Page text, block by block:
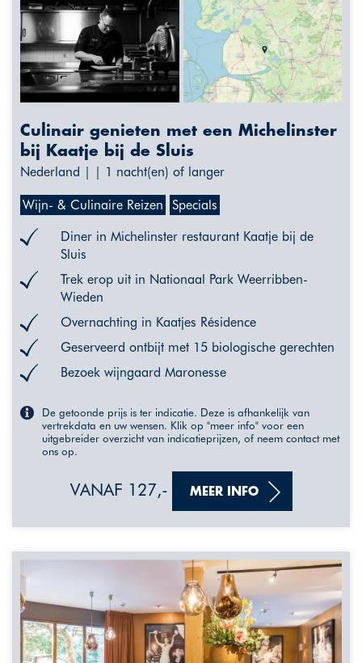
Culinair genieten met een Michelinster
bij Kaatje bij de Sluis
Nederland | | 1 nacht(en) of langer
Wijn- & Culinaire Reizen Specials
Diner in Michelinster restaurant Kaatje bij de
Sluis
Trek erop uit in Nationaal Park Weerribben-
Wieden
Overnachting in Kaatjes Résidence
Geserveerd ontbijt met 15 biologische gerechten
Bezoek wijngaard Maronesse
De getoonde prijs is ter indicatie. Deze is afhankelijk van
vertrekdata en uw wensen. Klik op "meer info" voor een
uitgebreider overzicht van indicatieprijzen, of neem contact met
ons op.
VANAF 127,- MEER INFO